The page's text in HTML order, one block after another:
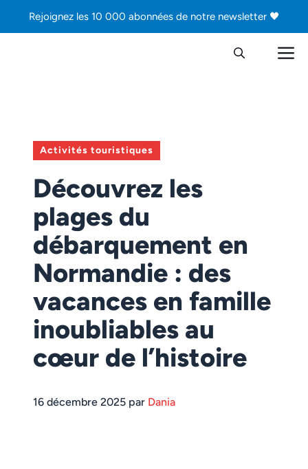
Rejoignez les 10 000 abonnées de notre newsletter 🖤
Activités touristiques
Découvrez les
plages du
débarquement en
Normandie : des
vacances en famille
inoubliables au
cœur de l’histoire
16 décembre 2025 par Dania